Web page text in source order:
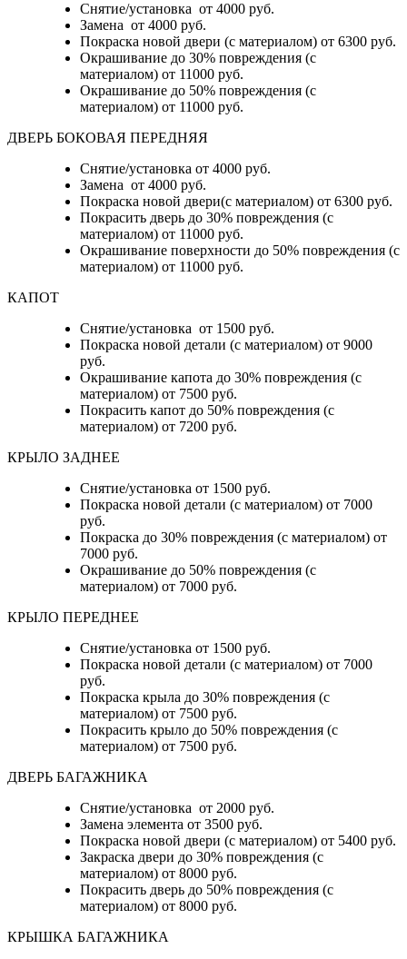
Снятие/установка от 4000 руб.
Замена от 4000 руб.
Покраска новой двери (с материалом) от 6300 руб.
Окрашивание до 30% повреждения (с
материалом) от 11000 руб.
Окрашивание до 50% повреждения (с
материалом) от 11000 руб.
ДВЕРЬ БОКОВАЯ ПЕРЕДНЯЯ
Снятие/установка от 4000 руб.
Замена от 4000 руб.
Покраска новой двери(с материалом) от 6300 руб.
Покрасить дверь до 30% повреждения (с
материалом) от 11000 руб.
Окрашивание поверхности до 50% повреждения (с
материалом) от 11000 руб.
КАПОТ
Снятие/установка от 1500 руб.
Покраска новой детали (с материалом) от 9000
руб.
Окрашивание капота до 30% повреждения (с
материалом) от 7500 руб.
Покрасить капот до 50% повреждения (с
материалом) от 7200 руб.
КРЫЛО ЗАДНЕЕ
Снятие/установка от 1500 руб.
Покраска новой детали (с материалом) от 7000
руб.
Покраска до 30% повреждения (с материалом) от
7000 руб.
Окрашивание до 50% повреждения (с
материалом) от 7000 руб.
КРЫЛО ПЕРЕДНЕЕ
Снятие/установка от 1500 руб.
Покраска новой детали (с материалом) от 7000
руб.
Покраска крыла до 30% повреждения (с
материалом) от 7500 руб.
Покрасить крыло до 50% повреждения (с
материалом) от 7500 руб.
ДВЕРЬ БАГАЖНИКА
Снятие/установка от 2000 руб.
Замена элемента от 3500 руб.
Покраска новой двери (с материалом) от 5400 руб.
Закраска двери до 30% повреждения (с
материалом) от 8000 руб.
Покрасить дверь до 50% повреждения (с
материалом) от 8000 руб.
КРЫШКА БАГАЖНИКА